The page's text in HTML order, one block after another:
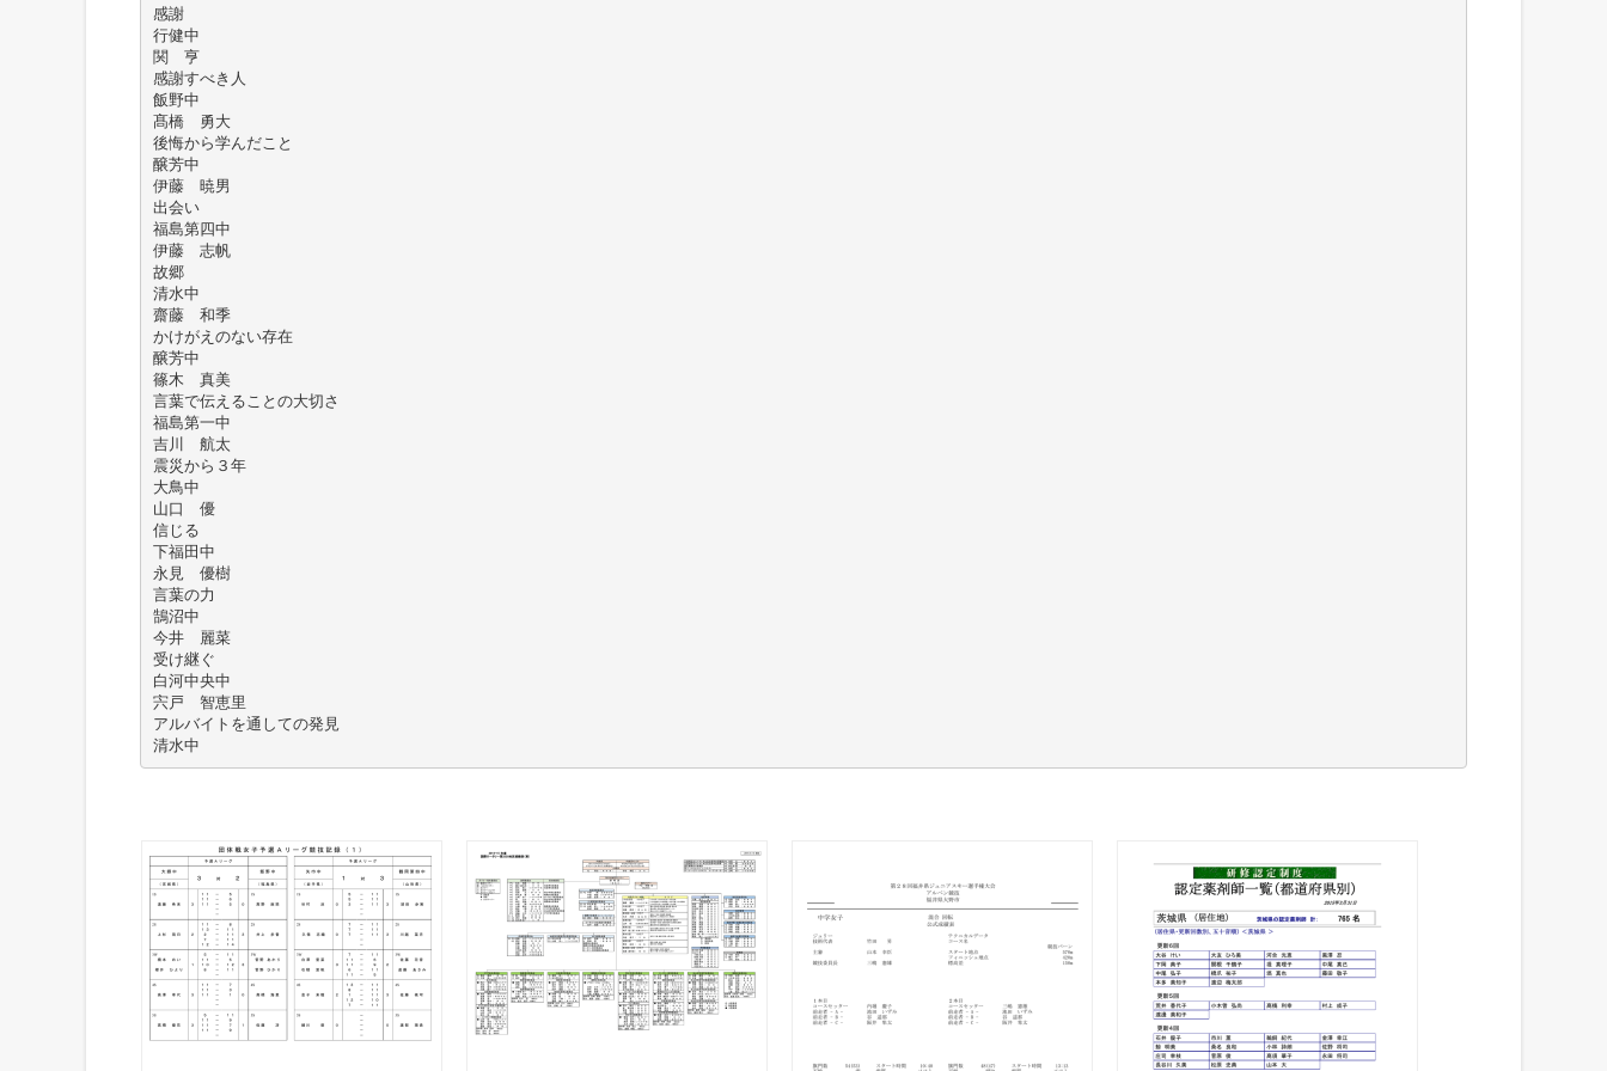
感謝
行健中
関 亨
感謝すべき人
飯野中
髙橋 勇大
後悔から学んだこと
醸芳中
伊藤 暁男
出会い
福島第四中
伊藤 志帆
故郷
清水中
齋藤 和季
かけがえのない存在
醸芳中
篠木 真美
言葉で伝えることの大切さ
福島第一中
吉川 航太
震災から３年
大鳥中
山口 優
信じる
下福田中
永見 優樹
言葉の力
鵠沼中
今井 麗菜
受け継ぐ
白河中央中
宍戸 智恵里
アルバイトを通しての発見